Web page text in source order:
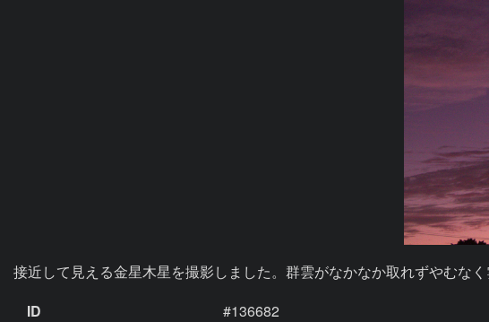
接近して見える金星木星を撮影しました。群雲がなかなか取れずやむなく
ID
#136682